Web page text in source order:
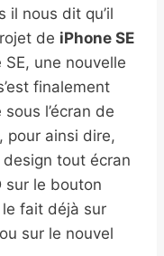
il nous dit qu’il
de iPhone SE
SE, une nouvelle
finalement
l’écran de
pour ainsi dire,
design tout écran
sur le bouton
le fait déjà sur
sur le nouvel